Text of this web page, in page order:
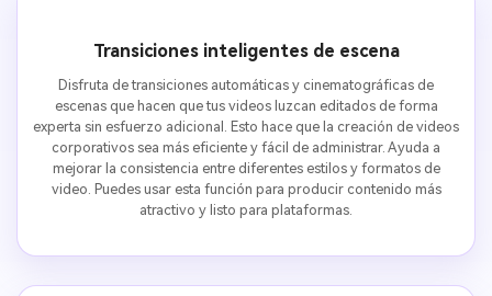
Transiciones inteligentes de escena
Disfruta de transiciones automáticas y cinematográficas de
escenas que hacen que tus videos luzcan editados de forma
experta sin esfuerzo adicional. Esto hace que la creación de videos
corporativos sea más eficiente y fácil de administrar. Ayuda a
mejorar la consistencia entre diferentes estilos y formatos de
video. Puedes usar esta función para producir contenido más
atractivo y listo para plataformas.